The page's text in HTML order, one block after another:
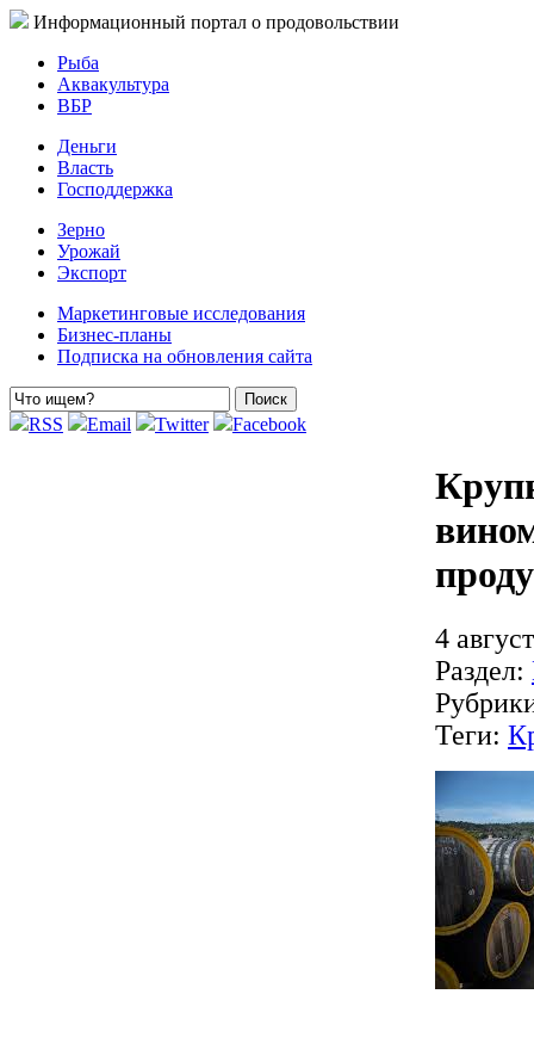
Информационный портал о продовольствии
Рыба
Аквакультура
ВБР
Деньги
Власть
Господдержка
Зерно
Урожай
Экспорт
Маркетинговые исследования
Бизнес-планы
Подписка на обновления сайта
RSS Email Twitter Facebook
4
Раздел:
Теги: